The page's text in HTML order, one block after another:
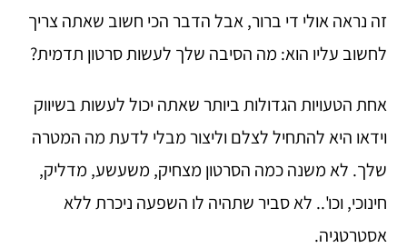
זה נראה אולי די ברור, אבל הדבר הכי חשוב שאתה צריך
לחשוב עליו הוא: מה הסיבה שלך לעשות סרטון תדמית?
אחת הטעויות הגדולות ביותר שאתה יכול לעשות בשיווק
וידאו היא להתחיל לצלם וליצור מבלי לדעת מה המטרה
שלך. לא משנה כמה הסרטון מצחיק, משעשע, מדליק,
חינוכי, וכו'.. לא סביר שתהיה לו השפעה ניכרת ללא
אסטרטגיה.